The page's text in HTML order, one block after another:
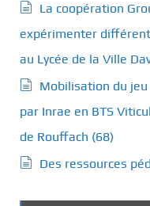
La coopération
expérimenter
au Lycée de la Ville
Mobilisation du jeu
par Inrae en BTS
de Rouffach (68)
Des ressources